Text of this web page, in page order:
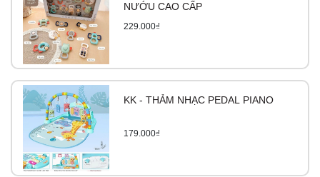
NƯỚU CAO CẤP
229.000₫
KK - THẢM NHẠC PEDAL PIANO
179.000₫